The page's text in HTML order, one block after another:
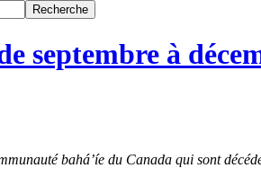
septembre à
bahá’íe du Canada qui sont